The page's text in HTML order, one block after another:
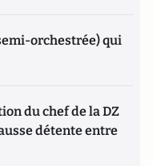
orchestrée) qui
du chef de la DZ
détente entre